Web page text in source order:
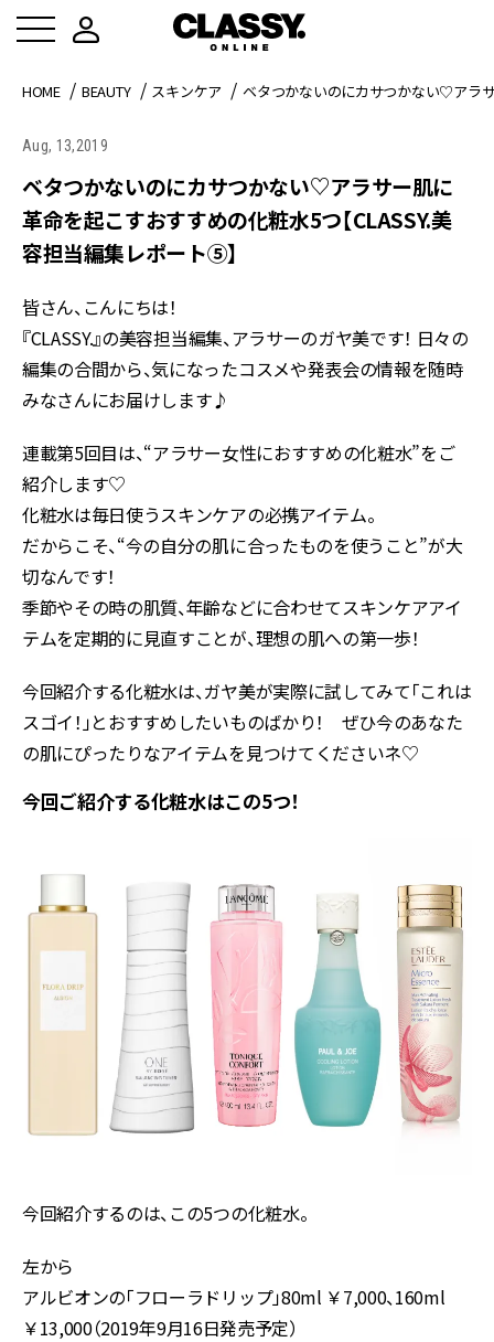
HOME BEAUTY スキンケア ベタつかないのにカサつかない♡アラ
Aug, 13,2019
ベタつかないのにカサつかない♡アラサー肌に
革命を起こすおすすめの化粧水5つ【CLASSY.美
容担当編集レポート⑤】
皆さん、こんにちは！
『CLASSY.』の美容担当編集、アラサーのガヤ美です！ 日々の
編集の合間から、気になったコスメや発表会の情報を随時
みなさんにお届けします♪
連載第5回目は、“アラサー女性におすすめの化粧水”をご
紹介します♡
化粧水は毎日使うスキンケアの必携アイテム。
だからこそ、“今の自分の肌に合ったものを使うこと”が大
切なんです！
季節やその時の肌質、年齢などに合わせてスキンケアアイ
テムを定期的に見直すことが、理想の肌への第一歩！
今回紹介する化粧水は、ガヤ美が実際に試してみて「これは
スゴイ！」とおすすめしたいものばかり！ ぜひ今のあなた
の肌にぴったりなアイテムを見つけてくださいネ♡
今回ご紹介する化粧水はこの5つ！
今回紹介するのは、この5つの化粧水。
左から
アルビオンの「フローラドリップ」80ml ￥7,000、160ml
￥13,000（2019年9月16日発売予定）